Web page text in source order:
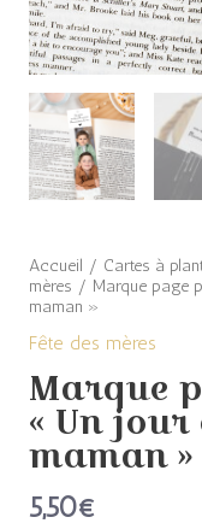
Accueil / Cartes à
mères / Marque page
maman »
Fête des mères
Marque
« Un
maman »
5,50€